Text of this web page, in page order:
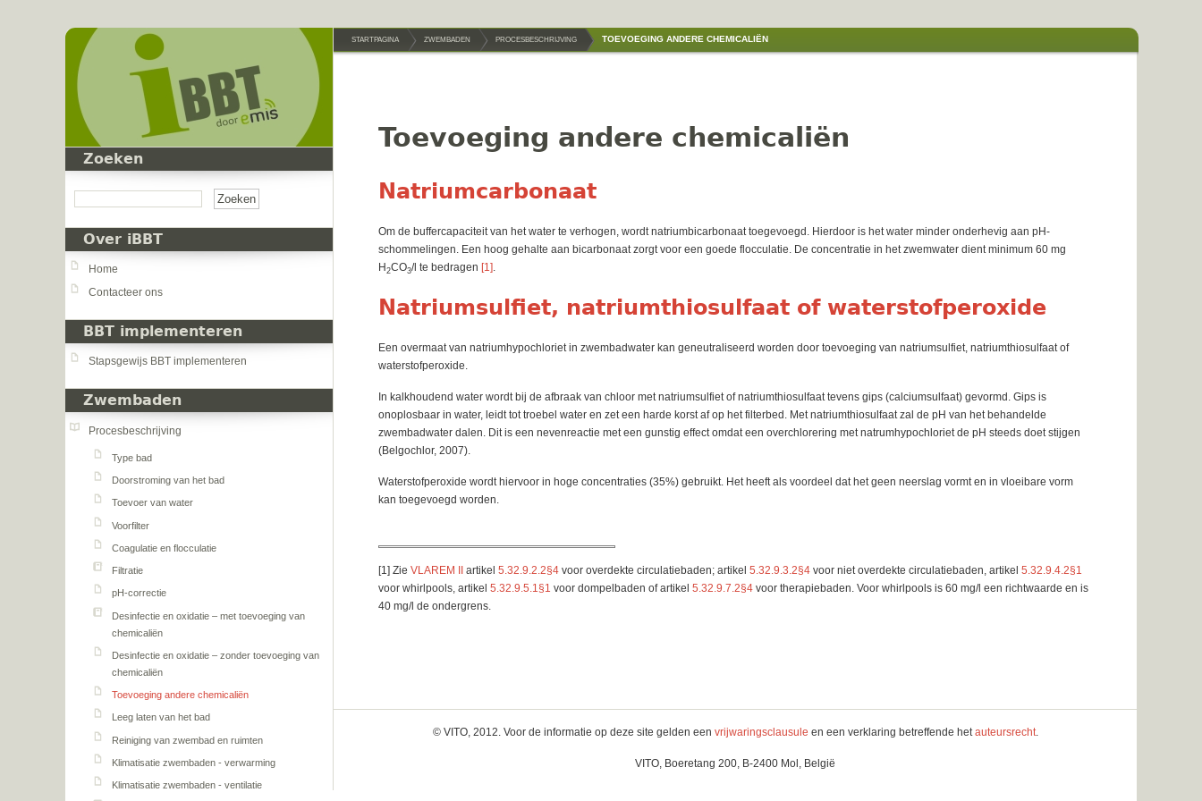
Zoeken
Over iBBT
Home
Contacteer ons
BBT implementeren
Stapsgewijs BBT implementeren
Zwembaden
Procesbeschrijving
Type bad
Doorstroming van het bad
Toevoer van water
Voorfilter
Coagulatie en flocculatie
Filtratie
pH-correctie
Desinfectie en oxidatie – met toevoeging van
chemicaliën
Desinfectie en oxidatie – zonder toevoeging van
chemicaliën
Toevoeging andere chemicaliën
Leeg laten van het bad
Reiniging van zwembad en ruimten
Klimatisatie zwembaden - verwarming
Klimatisatie zwembaden - ventilatie
STARTPAGINA ZWEMBADEN PROCESBESCHRIJVING TOEVOEGING ANDERE CHEMICALIËN
Toevoeging andere chemicaliën
Natriumcarbonaat
Om de buffercapaciteit van het water te verhogen, wordt natriumbicarbonaat toegevoegd. Hierdoor is het water minder onderhevig aan pH-
schommelingen. Een hoog gehalte aan bicarbonaat zorgt voor een goede flocculatie. De concentratie in het zwemwater dient minimum 60 mg
H 2CO3/l te bedragen [1].
Natriumsulfiet, natriumthiosulfaat of waterstofperoxide
Een overmaat van natriumhypochloriet in zwembadwater kan geneutraliseerd worden door toevoeging van natriumsulfiet, natriumthiosulfaat of
waterstofperoxide.
In kalkhoudend water wordt bij de afbraak van chloor met natriumsulfiet of natriumthiosulfaat tevens gips (calciumsulfaat) gevormd. Gips is
onoplosbaar in water, leidt tot troebel water en zet een harde korst af op het filterbed. Met natriumthiosulfaat zal de pH van het behandelde
zwembadwater dalen. Dit is een nevenreactie met een gunstig effect omdat een overchlorering met natrumhypochloriet de pH steeds doet stijgen
(Belgochlor, 2007).
Waterstofperoxide wordt hiervoor in hoge concentraties (35%) gebruikt. Het heeft als voordeel dat het geen neerslag vormt en in vloeibare vorm
kan toegevoegd worden.
[1] Zie VLAREM II artikel 5.32.9.2.2§4 voor overdekte circulatiebaden; artikel 5.32.9.3.2§4 voor niet overdekte circulatiebaden, artikel 5.32.9.4.2§1
voor whirlpools, artikel 5.32.9.5.1§1 voor dompelbaden of artikel 5.32.9.7.2§4 voor therapiebaden. Voor whirlpools is 60 mg/l een richtwaarde en is
40 mg/l de ondergrens.
© VITO, 2012. Voor de informatie op deze site gelden een vrijwaringsclausule en een verklaring betreffende hetauteursrecht.
VITO, Boeretang 200, B-2400 Mol, België